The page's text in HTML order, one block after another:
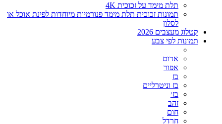
תלת מימד על זכוכית 4K
תמונות זכוכית תלת מימד פנורמיות מיוחדות לפינת אוכל או
לסלון
קטלוג מעצבים 2026
תמונות לפי צבע
אדום
אפור
בז
בז וניטרליים
בז׳
זהב
חום
חרדל